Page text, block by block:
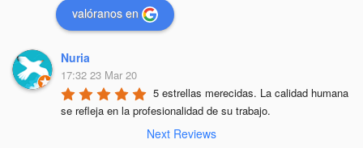
valóranos en
Nuria
17:32 23 Mar 20
5 estrellas merecidas. La calidad humana
se refleja en la profesionalidad de su trabajo.
Next Reviews